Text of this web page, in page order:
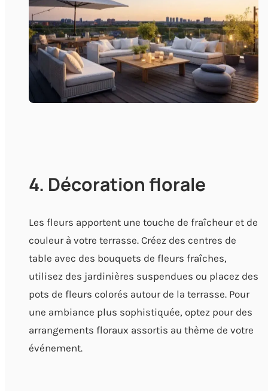
4. Décoration florale
Les fleurs apportent une touche de fraîcheur et de
couleur à votre terrasse. Créez des centres de
table avec des bouquets de fleurs fraîches,
utilisez des jardinières suspendues ou placez des
pots de fleurs colorés autour de la terrasse. Pour
une ambiance plus sophistiquée, optez pour des
arrangements floraux assortis au thème de votre
événement.